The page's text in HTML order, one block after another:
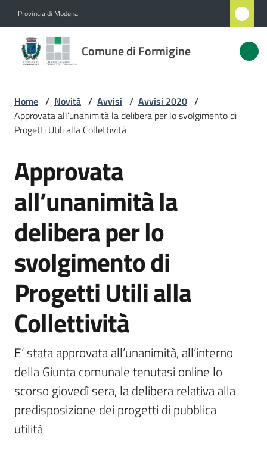
Provincia di Modena
Comune di Formigine
Comune
di
Amministrazione
Novità
Menu selezionato
Servizi
Vivere
Formigine
Prenotazione
appuntamenti
A
l
l
e
r
t
Home / Novità / Avvisi / Avvisi 2020 /
Approvata all’unanimità la delibera per lo svolgimento di
Progetti Utili alla Collettività
Salta al contenuto
Approvata
all’unanimità la
delibera per lo
svolgimento di
Progetti Utili alla
Collettività
E’ stata approvata all’unanimità, all’interno
della Giunta comunale tenutasi online lo
scorso giovedì sera, la delibera relativa alla
predisposizione dei progetti di pubblica
utilità